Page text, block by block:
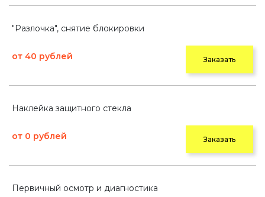
"Разлочка", снятие блокировки
от 40 рублей Заказать
Наклейка защитного стекла
от 0 рублей Заказать
Первичный осмотр и диагностика